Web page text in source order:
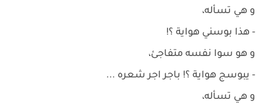
و هي تسأله،
- هذا بوسني هواية ؟!
و هو سوا نفسه متفاجئ،
- يبوسج هواية ؟! باجر اجر شعره ...
و هي تسأله،